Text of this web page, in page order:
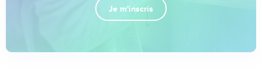
Je m'inscris